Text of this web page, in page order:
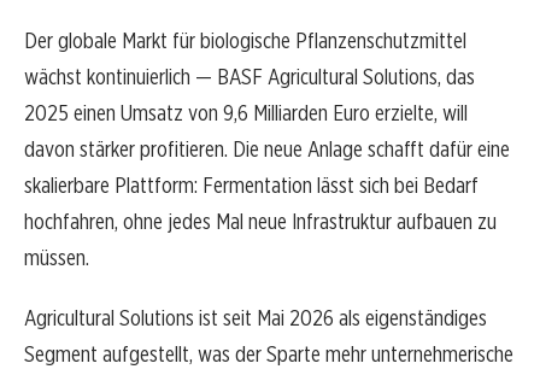
Der globale Markt für biologische Pflanzenschutzmittel
wächst kontinuierlich — BASF Agricultural Solutions, das
2025 einen Umsatz von 9,6 Milliarden Euro erzielte, will
davon stärker profitieren. Die neue Anlage schafft dafür eine
skalierbare Plattform: Fermentation lässt sich bei Bedarf
hochfahren, ohne jedes Mal neue Infrastruktur aufbauen zu
müssen.
Agricultural Solutions ist seit Mai 2026 als eigenständiges
Segment aufgestellt, was der Sparte mehr unternehmerische